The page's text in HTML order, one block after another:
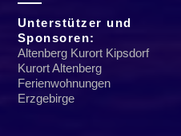
Unterstützer und
Sponsoren:
Altenberg Kurort Kipsdorf
Kurort Altenberg
Ferienwohnungen
Erzgebirge